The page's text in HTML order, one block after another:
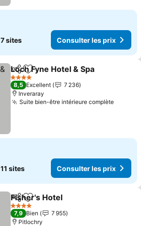
7 sites Consulter les prix
PartagerAjouter à mes favoris
Loch Fyne Hotel & Spa
4 Étoiles
8,5 Excellent
7 236
Inveraray
Suite bien-être intérieure complète
11 sites Consulter les prix
PartagerAjouter à mes favoris
Fisher's Hotel
4 Étoiles
7,9 Bien
7 955
Pitlochry